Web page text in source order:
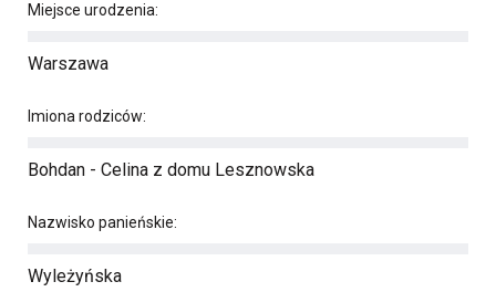
Miejsce urodzenia:
Warszawa
Imiona rodziców:
Bohdan - Celina z domu Lesznowska
Nazwisko panieńskie:
Wyleżyńska